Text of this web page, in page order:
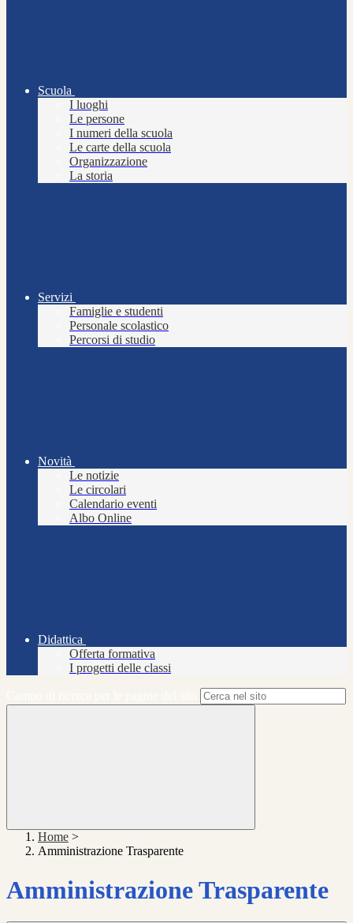
Scuola
I luoghi
Le persone
I numeri della scuola
Le carte della scuola
Organizzazione
La storia
Servizi
Famiglie e studenti
Personale scolastico
Percorsi di studio
Novità
Le notizie
Le circolari
Calendario eventi
Albo Online
Didattica
Offerta formativa
I progetti delle classi
Home >
Amministrazione Trasparente
Amministrazione Trasparente